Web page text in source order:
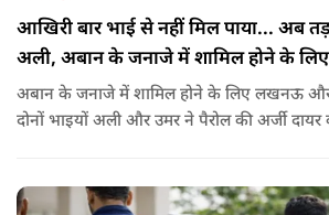
आखिरी बार भाई से नहीं मिल पाया... अब
अली, अबान के जनाजे में शामिल होने के लिए
अबान के जनाजे में शामिल होने के लिए लखनऊ
दोनों भाइयों अली और उमर ने पैरोल की अर्जी दायर